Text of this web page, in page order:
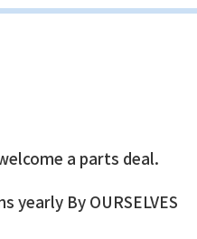
a parts deal.
yearly By OURSELVES